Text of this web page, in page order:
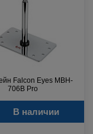
Falcon Eyes MBH-
706B Pro
В наличии